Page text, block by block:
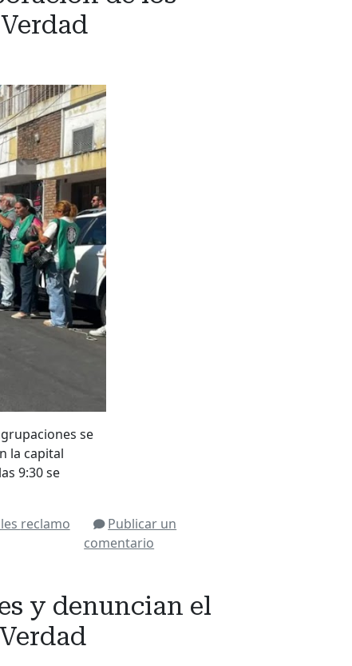
se
la capital
9:30 se
reclamo
Publicar un
comentario
y denuncian el